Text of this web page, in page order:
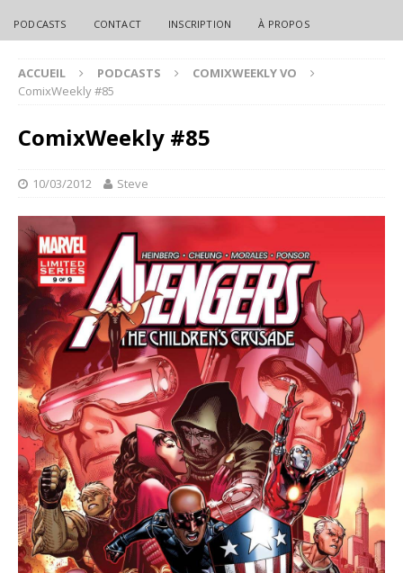
PODCASTS CONTACT INSCRIPTION À PROPOS
ACCUEIL PODCASTS
COMIXWEEKLY VO
ComixWeekly #85
ComixWeekly #85
10/03/2012 Steve